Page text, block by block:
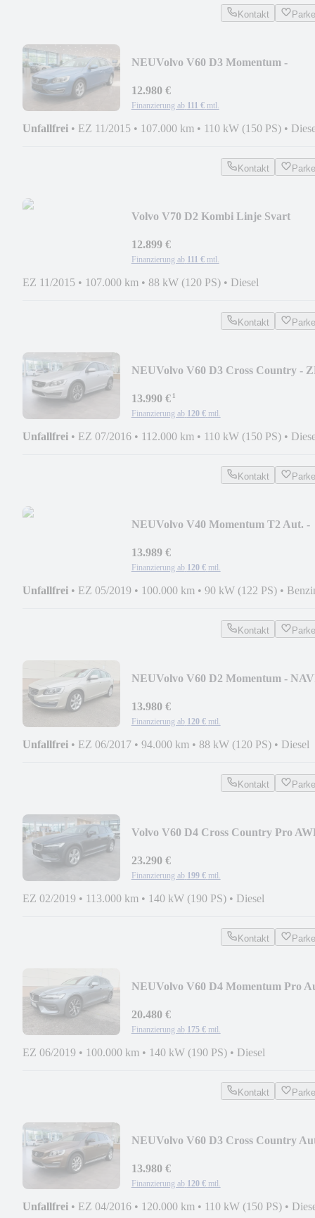
Kontakt
NEUVolvo V60 D3 Momentum -
12.980 €
Finanzierung ab 111 € mtl.
Unfallfrei • EZ 11/2015 • 107.000 km • 110 kW (150 PS) •
Kontakt
Volvo V70 D2 Kombi Linje Svart
12.899 €
Finanzierung ab 111 € mtl.
EZ 11/2015 • 107.000 km • 88 kW (120 PS) • Diesel
Kontakt
NEUVolvo V60 D3 Cross Country -
13.990 €¹
Finanzierung ab 120 € mtl.
Unfallfrei • EZ 07/2016 • 112.000 km • 110 kW (150 PS) •
Kontakt
NEUVolvo V40 Momentum T2 Aut. -
13.989 €
Finanzierung ab 120 € mtl.
Unfallfrei • EZ 05/2019 • 100.000 km • 90 kW (122 PS) •
Kontakt
NEUVolvo V60 D2 Momentum -
13.980 €
Finanzierung ab 120 € mtl.
Unfallfrei • EZ 06/2017 • 94.000 km • 88 kW (120 PS) • Diesel
Kontakt
Volvo V60 D4 Cross Country Pro
23.290 €
Finanzierung ab 199 € mtl.
EZ 02/2019 • 113.000 km • 140 kW (190 PS) • Diesel
Kontakt
NEUVolvo V60 D4 Momentum Pro
20.480 €
Finanzierung ab 175 € mtl.
EZ 06/2019 • 100.000 km • 140 kW (190 PS) • Diesel
Kontakt
NEUVolvo V60 D3 Cross Country
13.980 €
Finanzierung ab 120 € mtl.
Unfallfrei • EZ 04/2016 • 120.000 km • 110 kW (150 PS) •